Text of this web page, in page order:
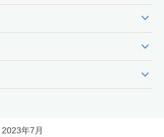
expand_more
expand_more
expand_more
2023年7月